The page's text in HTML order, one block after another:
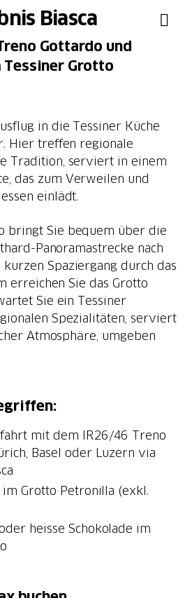
Biasca
Gottardo und
Tessiner Grotto
in die Tessiner Küche
Hier treffen regionale
Tradition, serviert in einem
das zum Verweilen und
einlädt.
bringt Sie bequem über die
Panoramastrecke nach
kurzen Spaziergang durch das
erreichen Sie das Grotto
Sie ein Tessiner
Spezialitäten, serviert
Atmosphäre, umgeben
mit dem IR26/46 Treno
Basel oder Luzern via
im Grotto Petronilla (exkl.
heisse Schokolade im